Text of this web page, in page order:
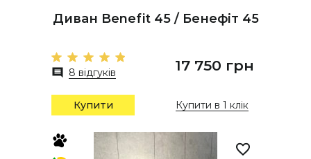
Диван Benefit 45 / Бенефіт 45
8 відгуків 17 750 грн
Купити Купити в 1 клік